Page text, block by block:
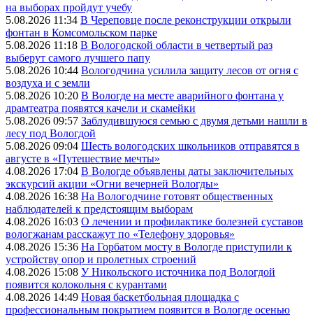
на выборах пройдут учебу
5.08.2026 11:34 В Череповце после реконструкции открыли
фонтан в Комсомольском парке
5.08.2026 11:18 В Вологодской области в четвертый раз
выберут самого лучшего папу
5.08.2026 10:44 Вологодчина усилила защиту лесов от огня с
воздуха и с земли
5.08.2026 10:20 В Вологде на месте аварийного фонтана у
драмтеатра появятся качели и скамейки
5.08.2026 09:57 Заблудившуюся семью с двумя детьми нашли в
лесу под Вологдой
5.08.2026 09:04 Шесть вологодских школьников отправятся в
августе в «Путешествие мечты»
4.08.2026 17:04 В Вологде объявлены даты заключительных
экскурсий акции «Огни вечерней Вологды»
4.08.2026 16:38 На Вологодчине готовят общественных
наблюдателей к предстоящим выборам
4.08.2026 16:03 О лечении и профилактике болезней суставов
вологжанам расскажут по «Телефону здоровья»
4.08.2026 15:36 На Горбатом мосту в Вологде приступили к
устройству опор и пролетных строений
4.08.2026 15:08 У Никольского источника под Вологдой
появится колокольня с курантами
4.08.2026 14:49 Новая баскетбольная площадка с
профессиональным покрытием появится в Вологде осенью